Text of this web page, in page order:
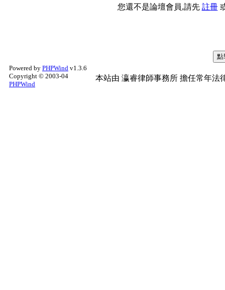
您還不是論壇會員,請先 註冊
Powered by PHPWind v1.3.6
Copyright © 2003-04
PHPWind
本站由 瀛睿律師事務所 擔任常年法